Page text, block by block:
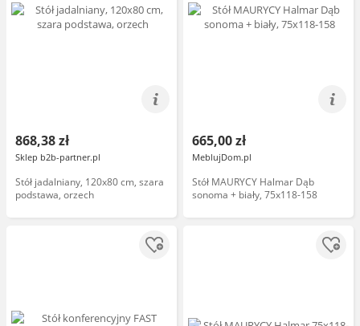
868,38 zł
Sklep b2b-partner.pl
Stół jadalniany, 120x80 cm, szara
podstawa, orzech
665,00 zł
MeblujDom.pl
Stół MAURYCY Halmar Dąb
sonoma + biały, 75x118-158